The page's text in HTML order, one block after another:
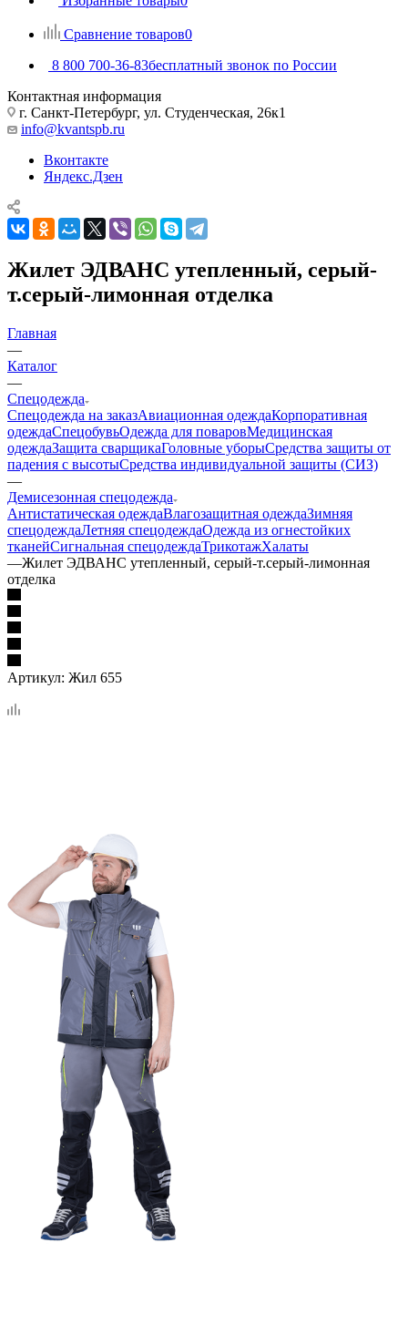
Сравнение товаров0
8 800 700-36-83бесплатный звонок по России
Контактная информация
г. Санкт-Петербург, ул. Студенческая, 26к1
info@kvantspb.ru
Вконтакте
Яндекс.Дзен
Жилет ЭДВАНС утепленный, серый-
т.серый-лимонная отделка
Главная
—
Каталог
—
Спецодежда
Спецодежда на заказАвиационная одеждаКорпоративная
одеждаСпецобувьОдежда для поваровМедицинская
одеждаЗащита сварщикаГоловные уборыСредства защиты от
падения с высотыСредства индивидуальной защиты (СИЗ)
—
Демисезонная спецодежда
Антистатическая одеждаВлагозащитная одеждаЗимняя
спецодеждаЛетняя спецодеждаОдежда из огнестойких
тканейСигнальная спецодеждаТрикотажХалаты
—Жилет ЭДВАНС утепленный, серый-т.серый-лимонная
отделка
Артикул: Жил 655